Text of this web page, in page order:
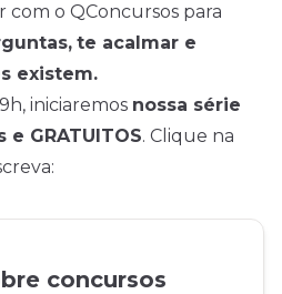
com o QConcursos para
te acalmar e
existem.
iniciaremos nossa série
GRATUITOS. Clique na
concursos